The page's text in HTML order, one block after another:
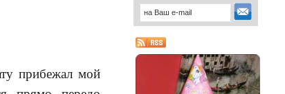
прибежал мой